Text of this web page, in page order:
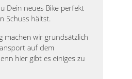
Dein neues Bike perfekt
Schuss hältst.
machen wir grundsätzlich
auf dem
hier gibt es einiges zu